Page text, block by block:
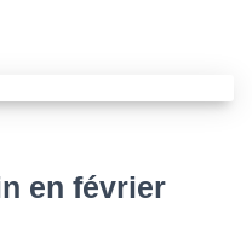
en février